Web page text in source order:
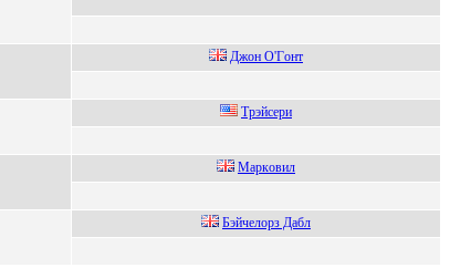
Джoн О'Гoнт
Трэйсери
Мaркoвил
Бэйчелoрз Дaбл